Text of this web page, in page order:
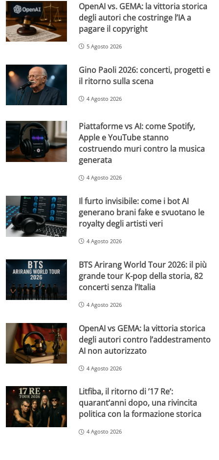
OpenAI vs. GEMA: la vittoria storica
degli autori che costringe l’IA a
pagare il copyright
5 Agosto 2026
Gino Paoli 2026: concerti, progetti e
il ritorno sulla scena
4 Agosto 2026
Piattaforme vs AI: come Spotify,
Apple e YouTube stanno
costruendo muri contro la musica
generata
4 Agosto 2026
Il furto invisibile: come i bot AI
generano brani fake e svuotano le
royalty degli artisti veri
4 Agosto 2026
BTS Arirang World Tour 2026: il più
grande tour K-pop della storia, 82
concerti senza l’Italia
4 Agosto 2026
OpenAI vs GEMA: la vittoria storica
degli autori contro l’addestramento
AI non autorizzato
4 Agosto 2026
Litfiba, il ritorno di ’17 Re’:
quarant’anni dopo, una rivincita
politica con la formazione storica
4 Agosto 2026